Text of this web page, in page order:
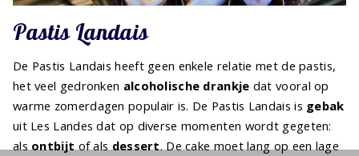
Pastis Landais
De Pastis Landais heeft geen enkele relatie met de pastis,
het veel gedronken alcoholische drankje dat vooral op
warme zomerdagen populair is. De Pastis Landais is gebak
uit Les Landes dat op diverse momenten wordt gegeten:
alsontbijtof alsdessert. De cake moet lang op een lage